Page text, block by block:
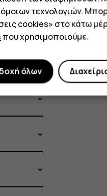
τεχνολογιών.
cookies» στο κάτω
που χρησιμοποιούμε.
όλων